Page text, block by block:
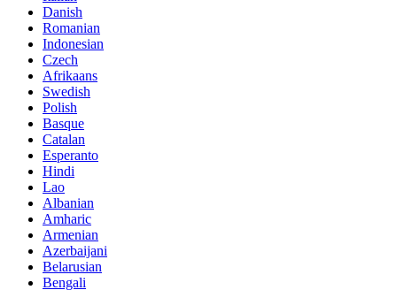
Danish
Romanian
Indonesian
Czech
Afrikaans
Swedish
Polish
Basque
Catalan
Esperanto
Hindi
Lao
Albanian
Amharic
Armenian
Azerbaijani
Belarusian
Bengali